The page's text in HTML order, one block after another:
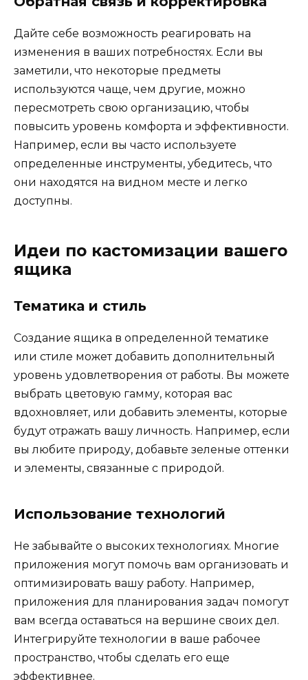
Дайте себе возможность реагировать на
изменения в ваших потребностях. Если вы
заметили, что некоторые предметы
используются чаще, чем другие, можно
пересмотреть свою организацию, чтобы
повысить уровень комфорта и эффективности.
Например, если вы часто используете
определенные инструменты, убедитесь, что
они находятся на видном месте и легко
доступны.
Идеи по кастомизации вашего
ящика
Тематика и стиль
Создание ящика в определенной тематике
или стиле может добавить дополнительный
уровень удовлетворения от работы. Вы можете
выбрать цветовую гамму, которая вас
вдохновляет, или добавить элементы, которые
будут отражать вашу личность. Например, если
вы любите природу, добавьте зеленые оттенки
и элементы, связанные с природой.
Использование технологий
Не забывайте о высоких технологиях. Многие
приложения могут помочь вам организовать и
оптимизировать вашу работу. Например,
приложения для планирования задач помогут
вам всегда оставаться на вершине своих дел.
Интегрируйте технологии в ваше рабочее
пространство, чтобы сделать его еще
эффективнее.